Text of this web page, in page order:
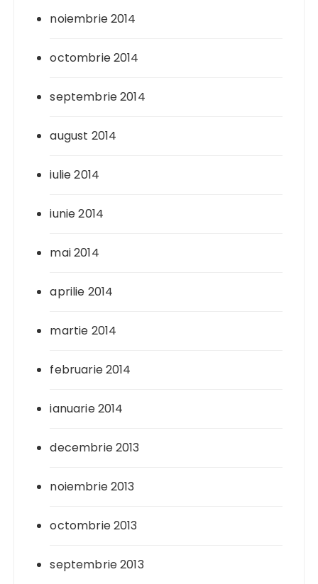
noiembrie 2014
octombrie 2014
septembrie 2014
august 2014
iulie 2014
iunie 2014
mai 2014
aprilie 2014
martie 2014
februarie 2014
ianuarie 2014
decembrie 2013
noiembrie 2013
octombrie 2013
septembrie 2013